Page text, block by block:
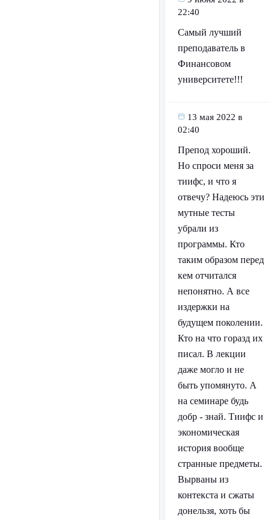
22:40
Самый лучший
преподаватель в
Финансовом
университете!!!
13 мая 2022 в
02:40
Препод хороший.
Но спроси меня за
тиифс, и что я
отвечу? Надеюсь эти
мутные тесты
убрали из
программы. Кто
таким образом перед
кем отчитался
непонятно. А все
издержки на
будущем поколении.
Кто на что горазд их
писал. В лекции
даже могло и не
быть упомянуто. А
на семинаре будь
добр - знай. Тиифс и
экономическая
история вообще
странные предметы.
Вырваны из
контекста и сжаты
донельзя, хоть бы